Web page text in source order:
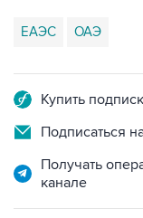
ЕАЭС ОАЭ
Купить
Подписаться
Получать
канале